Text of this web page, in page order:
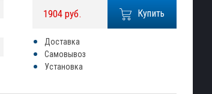
Купить
1904 руб.
Доставка
Самовывоз
Установка